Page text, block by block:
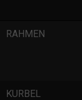
RAHMEN
KURBEL